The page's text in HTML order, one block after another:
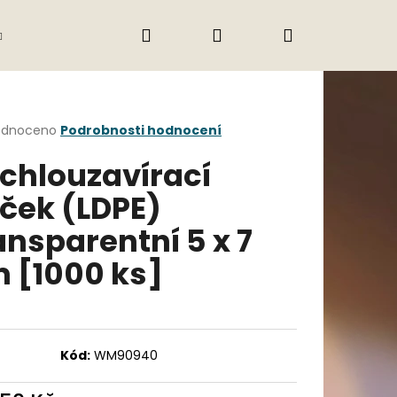
Obchodní podmínky
Přihlášení
Podrobnosti hodnocení
(LDPE)
5 x 7
[1000 ks]
Kód: WM90940